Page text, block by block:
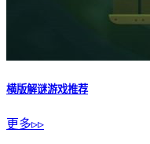
横版解谜游戏推荐
更多▹▹